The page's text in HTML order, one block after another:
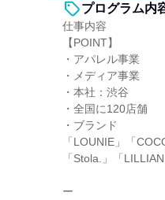
プログラム内
仕事内容
【POINT】
・アパレル事業
・メディア事業
・本社：渋谷
・全国に120店舗
・ブランド
「LOUNIE」「
「Stola.」「LILLIAN
ー